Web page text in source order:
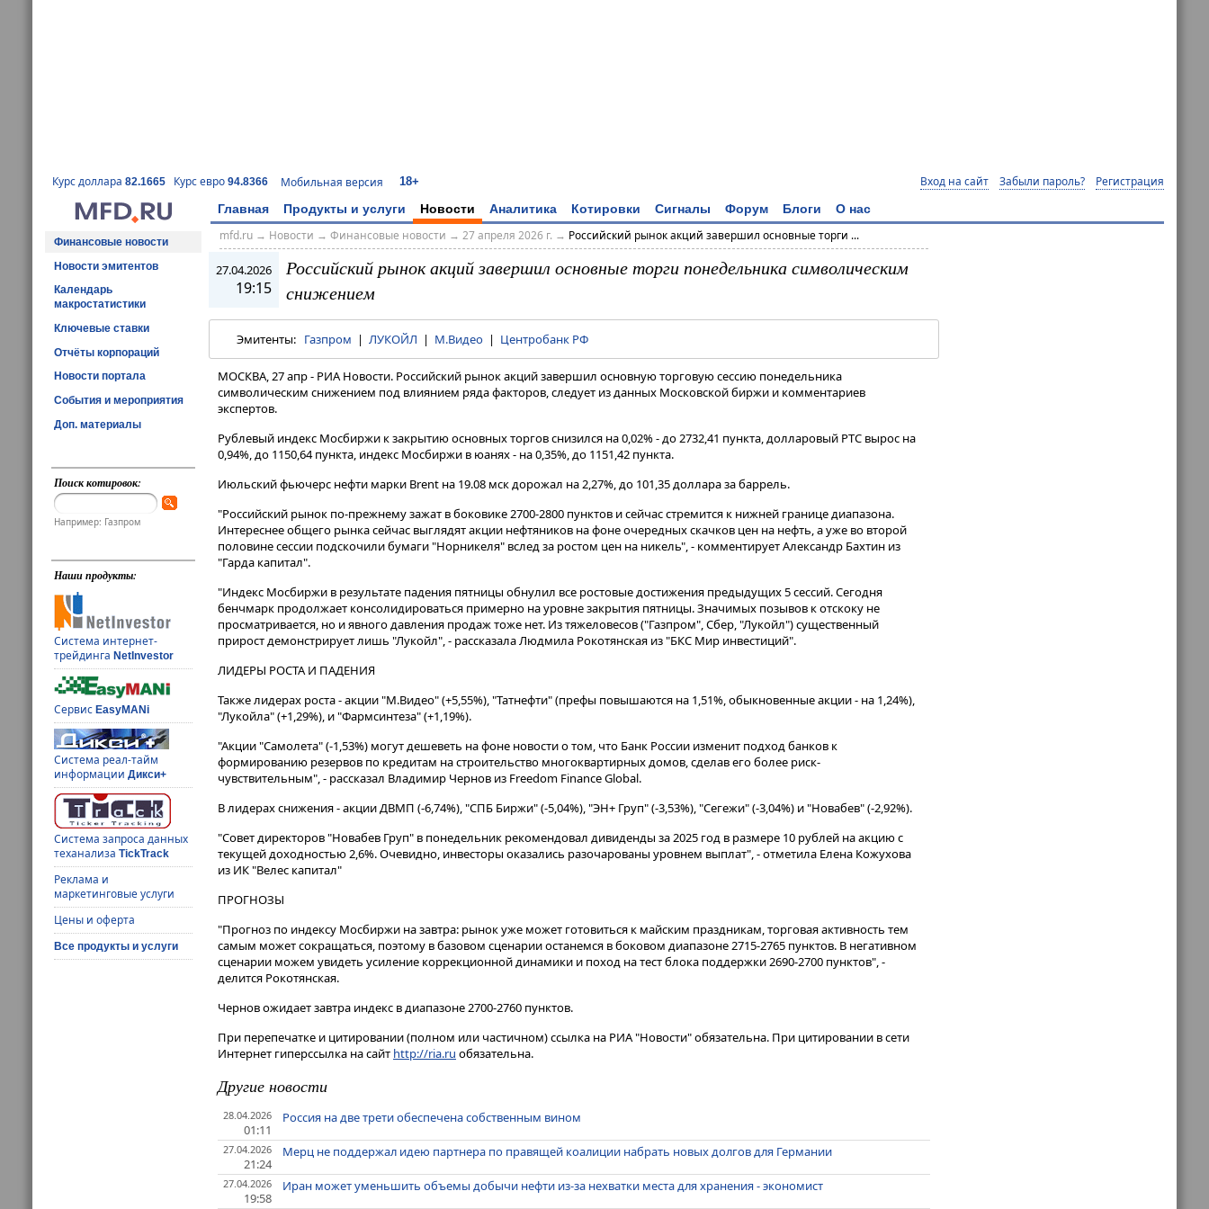
Курс доллара 82.1665 Курс евро 94.8366 Мобильная версия 18+ Вход на сайт Забыли пароль? Регистрация
Главная Продукты и услуги Новости Аналитика Котировки Сигналы Форум Блоги О нас
Финансовые новости
Новости эмитентов
Календарь
макростатистики
Ключевые ставки
Отчёты корпораций
Новости портала
События и мероприятия
Доп. материалы
Поиск котировок:
Например: Газпром
Наши продукты:
Система интернет-
трейдингаNetInvestor
СервисEasyMANi
Система реал-тайм
информацииДикси+
Система запроса данных
теханализаTickTrack
Реклама и
маркетинговые услуги
Цены и оферта
Все продукты и услуги
mfd.ru→ Новости → Финансовые новости → 27 апреля 2026 г. → Российский рынок акций завершил основные торги ...
27.04.2026
19:15
Российский рынок акций завершил основные торги понедельника символическим
снижением
Эмитенты: Газпром | ЛУКОЙЛ | М.Видео | Центробанк РФ
МОСКВА, 27 апр - РИА Новости. Российский рынок акций завершил основную торговую сессию понедельника
символическим снижением под влиянием ряда факторов, следует из данных Московской биржи и комментариев
экспертов.
Рублевый индекс Мосбиржи к закрытию основных торгов снизился на 0,02% - до 2732,41 пункта, долларовый РТС вырос на
0,94%, до 1150,64 пункта, индекс Мосбиржи в юанях - на 0,35%, до 1151,42 пункта​​​.
Июльский фьючерс нефти марки Brent на 19.08 мск дорожал на 2,27%, до 101,35 доллара за баррель.
"Российский рынок по-прежнему зажат в боковике 2700-2800 пунктов и сейчас стремится к нижней границе диапазона.
Интереснее общего рынка сейчас выглядят акции нефтяников на фоне очередных скачков цен на нефть, а уже во второй
половине сессии подскочили бумаги "Норникеля" вслед за ростом цен на никель", - комментирует Александр Бахтин из
"Гарда капитал".
"Индекс Мосбиржи в результате падения пятницы обнулил все ростовые достижения предыдущих 5 сессий. Сегодня
бенчмарк продолжает консолидироваться примерно на уровне закрытия пятницы. Значимых позывов к отскоку не
просматривается, но и явного давления продаж тоже нет. Из тяжеловесов ("Газпром", Сбер, "Лукойл") существенный
прирост демонстрирует лишь "Лукойл", - рассказала Людмила Рокотянская из "БКС Мир инвестиций".
ЛИДЕРЫ РОСТА И ПАДЕНИЯ
Также лидерах роста - акции "М.Видео" (+5,55%), "Татнефти" (префы повышаются на 1,51%, обыкновенные акции - на 1,24%),
"Лукойла" (+1,29%), и "Фармсинтеза" (+1,19%).
"Акции "Cамолета" (-1,53%) могут дешеветь на фоне новости о том, что Банк России изменит подход банков к
формированию резервов по кредитам на строительство многоквартирных домов, сделав его более риск-
чувствительным", - рассказал Владимир Чернов из Freedom Finance Global.
В лидерах снижения - акции ДВМП (-6,74%), "СПБ Биржи" (-5,04%), "ЭН+ Груп" (-3,53%), "Сегежи" (-3,04%) и "Новабев" (-2,92%).
"Совет директоров "Новабев Груп" в понедельник рекомендовал дивиденды за 2025 год в размере 10 рублей на акцию с
текущей доходностью 2,6%. Очевидно, инвесторы оказались разочарованы уровнем выплат", - отметила Елена Кожухова
из ИК "Велес капитал"
ПРОГНОЗЫ
"Прогноз по индексу Мосбиржи на завтра: рынок уже может готовиться к майским праздникам, торговая активность тем
самым может сокращаться, поэтому в базовом сценарии останемся в боковом диапазоне 2715-2765 пунктов. В негативном
сценарии можем увидеть усиление коррекционной динамики и поход на тест блока поддержки 2690-2700 пунктов", -
делится Рокотянская.
Чернов ожидает завтра индекс в диапазоне 2700-2760 пунктов.
При перепечатке и цитировании (полном или частичном) ссылка на РИА "Новости" обязательна. При цитировании в сети
Интернет гиперссылка на сайт http://ria.ru обязательна.
Другие новости
28.04.2026
01:11
Россия на две трети обеспечена собственным вином
27.04.2026
21:24
Мерц не поддержал идею партнера по правящей коалиции набрать новых долгов для Германии
27.04.2026
19:58
Иран может уменьшить объемы добычи нефти из-за нехватки места для хранения - экономист